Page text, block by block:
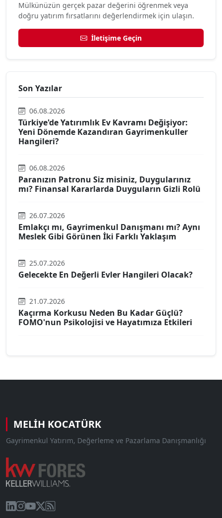
Mülkünüzün gerçek pazar değerini öğrenmek veya
doğru yatırım fırsatlarını değerlendirmek için ulaşın.
İletişime Geçin
Son Yazılar
06.08.2026
Türkiye'de Yatırımlık Ev Kavramı Değişiyor:
Yeni Dönemde Kazandıran Gayrimenkuller
Hangileri?
06.08.2026
Paranızın Patronu Siz misiniz, Duygularınız
mı? Finansal Kararlarda Duyguların Gizli Rolü
26.07.2026
Emlakçı mı, Gayrimenkul Danışmanı mı? Aynı
Meslek Gibi Görünen İki Farklı Yaklaşım
25.07.2026
Gelecekte En Değerli Evler Hangileri Olacak?
21.07.2026
Kaçırma Korkusu Neden Bu Kadar Güçlü?
FOMO'nun Psikolojisi ve Hayatımıza Etkileri
MELIH KOCATÜRK
Gayrimenkul Yatırım, Değerleme ve Pazarlama Danışmanlığı